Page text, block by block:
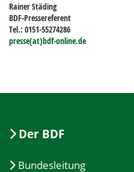
Rainer Städing
BDF-Pressereferent
Tel.: 0151-55274286
presse(at)bdf-online.de
Der BDF
Bundesleitung